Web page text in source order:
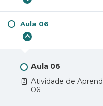
Atividade de
04
Aula 05
Atividade de
Aula 06
Aula 06
Atividade de
06